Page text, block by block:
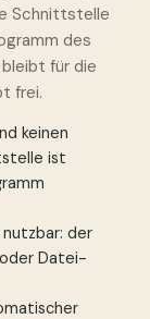
Schnittstelle
des
für die
frei.
keinen
ist
der
Datei-